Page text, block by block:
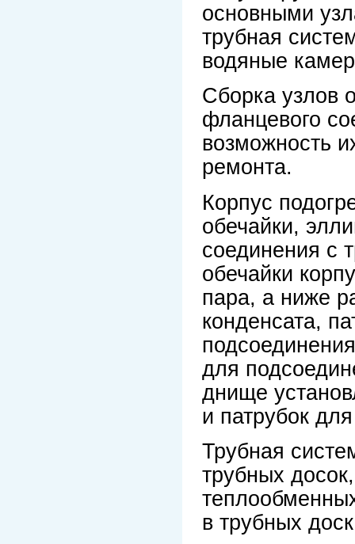
основными
трубная
водяные
Сборка узлов
фланцевого
возможность
ремонта.
Корпус
обечайки,
соединения с
обечайки
пара, а ниже
конденсата,
для
днище
и патрубок
Трубная
трубных
в трубных